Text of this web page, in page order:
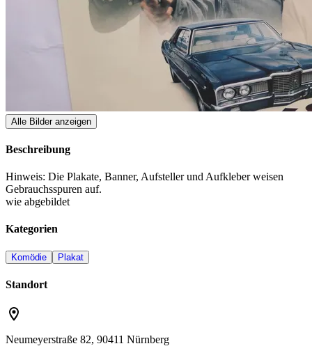
Alle Bilder anzeigen
Beschreibung
Hinweis: Die Plakate, Banner, Aufsteller und Aufkleber weisen
Gebrauchsspuren auf.
wie abgebildet
Kategorien
Komödie Plakat
Standort
Neumeyerstraße 82, 90411 Nürnberg